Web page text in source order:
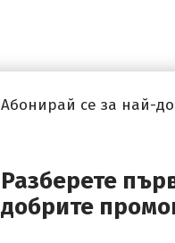
Абонирай се за най-
Разберете
добрите